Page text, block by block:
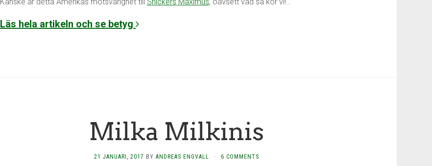
Läs hela artikeln och se betyg
Milka Milkinis
21 JANUARI, 2017 BY ANDREAS ENGVALL · 6 COMMENTS